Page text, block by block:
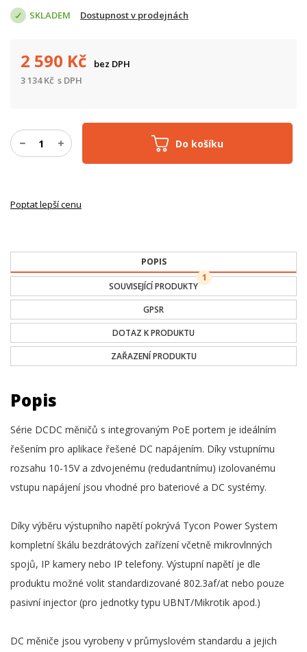
SKLADEM Dostupnost v prodejnách
Do košíku
2 590 Kč
bez DPH
3 134Kč s DPH
Poptat lepší cenu
POPIS
SOUVISEJÍCÍ PRODUKTY
1
GPSR
DOTAZ K PRODUKTU
ZAŘAZENÍ PRODUKTU
Popis
Série DCDC měničů s integrovaným PoE portem je ideálním
řešením pro aplikace řešené DC napájením. Díky vstupnímu
rozsahu 10-15V a zdvojenému (redudantnímu) izolovanému
vstupu napájení jsou vhodné pro bateriové a DC systémy.
Díky výběru výstupního napětí pokrývá Tycon Power System
kompletní škálu bezdrátových zařízení včetně mikrovlnných
spojů, IP kamery nebo IP telefony. Výstupní napětí je dle
produktu možné volit standardizované 802.3af/at nebo pouze
pasivní injector (pro jednotky typu UBNT/Mikrotik apod.)
DC měniče jsou vyrobeny v průmyslovém standardu a jejich